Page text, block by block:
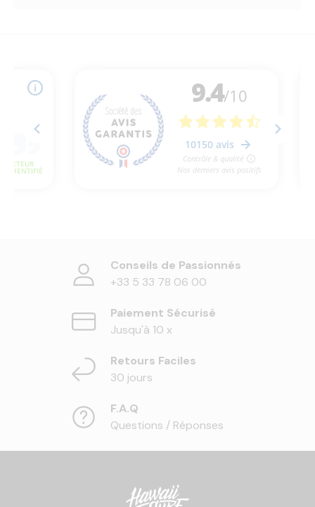
Conseils de Passionnés
+33 5 33 78 06 00
Paiement Sécurisé
Jusqu'à 10 x
Retours Faciles
30 jours
F.A.Q
Questions / Réponses